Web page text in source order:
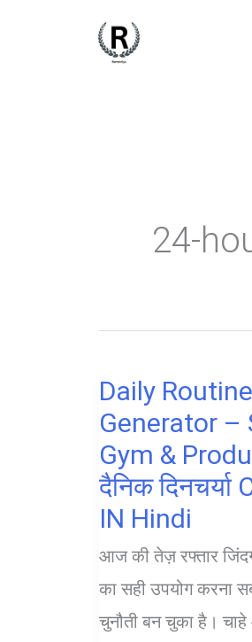
24-
Daily Routine
Generator –
Gym &
दैनिक दिनचर्या
IN Hindi
आज की तेज़ रफ्तार
का सही उपयोग करना
चुनौती बन चुका है।